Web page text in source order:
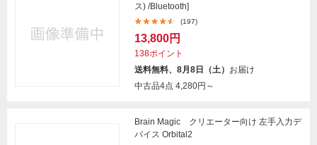
ス) /Bluetooth]
(197)
13,800円
138ポイント
送料無料、8月8日（土） お届け
中古品4点 4,280円～
Brain Magic クリエーター向け 左手入力デ
バイス Orbital2